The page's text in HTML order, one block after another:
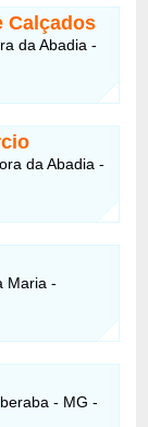
Calçados
da Abadia -
da Abadia -
Maria -
- MG -